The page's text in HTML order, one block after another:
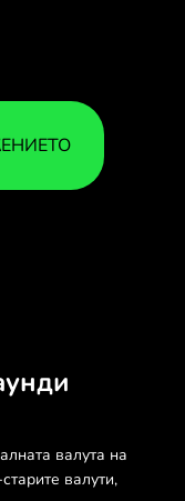
валута на
валути,